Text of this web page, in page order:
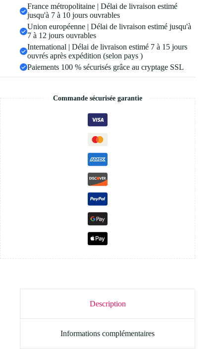
France métropolitaine | Délai de livraison estimé
jusqu'à 7 à 10 jours ouvrables
Union européenne | Délai de livraison estimé jusqu'à
7 à 12 jours ouvrables
International | Délai de livraison estimé 7 à 15 jours
ouvrés après expédition (selon pays )
Paiements 100 % sécurisés grâce au cryptage SSL
Commande sécurisée garantie
Description
Informations complémentaires